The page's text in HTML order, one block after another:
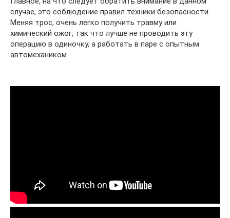
случае, это соблюдение правил техники безопасности.
Меняя трос, очень легко получить травму или
химический ожог, так что лучше не проводить эту
операцию в одиночку, а работать в паре с опытным
автомехаником